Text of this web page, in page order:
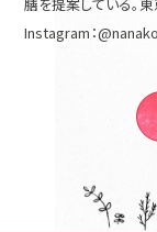
膳を提案している。
Instagram：